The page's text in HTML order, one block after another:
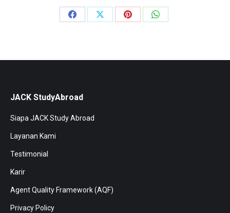
Share
Share
Share
Share
JACK StudyAbroad
Siapa JACK Study Abroad
Layanan Kami
Testimonial
Karir
Agent Quality Framework (AQF)
Privacy Policy